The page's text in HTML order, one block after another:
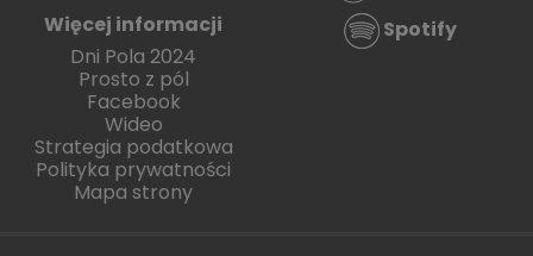
Więcej informacji
Dni Pola 2024
Prosto z pól
Facebook
Wideo
Strategia podatkowa
Polityka prywatności
Mapa strony
Spotify